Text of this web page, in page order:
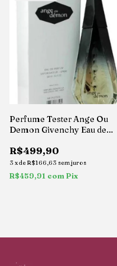
Perfume Tester Ange Ou
Demon Givenchy Eau de
R$499,90
3 xdeR$166,63 sem juros
R$459,91 com Pix